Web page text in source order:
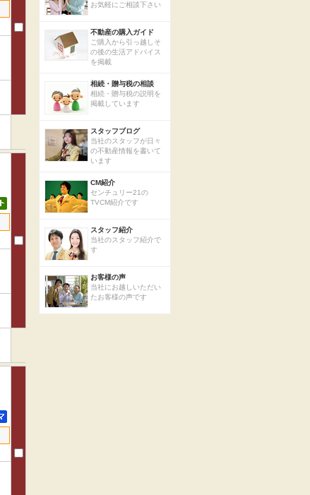
お気軽にご相談下さい
不動産の購入ガイド
ご購入から引っ越しそ
の後の生活アドバイス
を掲載
相続・贈与税の相談
相続・贈与税の説明を
掲載しています
スタッフブログ
当社のスタッフが日々
の不動産情報を書いて
います
CM紹介
センチュリー21の
TVCM紹介です
スタッフ紹介
当社のスタッフ紹介で
す
お客様の声
当社にお越しいただい
たお客様の声です